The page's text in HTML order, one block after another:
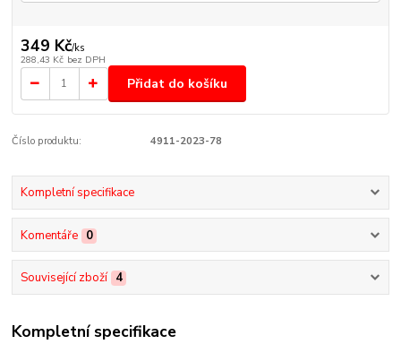
349 Kč/ks
288,43 Kč bez DPH
Přidat do košíku
Číslo produktu: 4911-2023-78
Kompletní specifikace
Komentáře 0
Související zboží 4
Kompletní specifikace